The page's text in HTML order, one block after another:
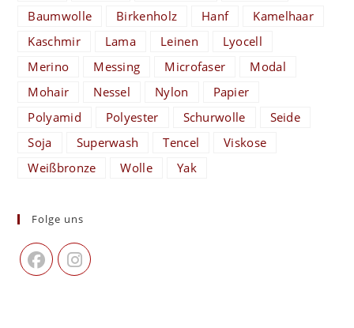
Baumwolle
Birkenholz Hanf
Kamelhaar
Kaschmir
Lama Leinen
Lyocell
Merino
Messing Microfaser
Modal
Mohair
Nessel Nylon
Papier
Polyamid
Polyester Schurwolle
Seide
Soja
Superwash Tencel
Viskose
Weißbronze
Wolle Yak
Folge uns